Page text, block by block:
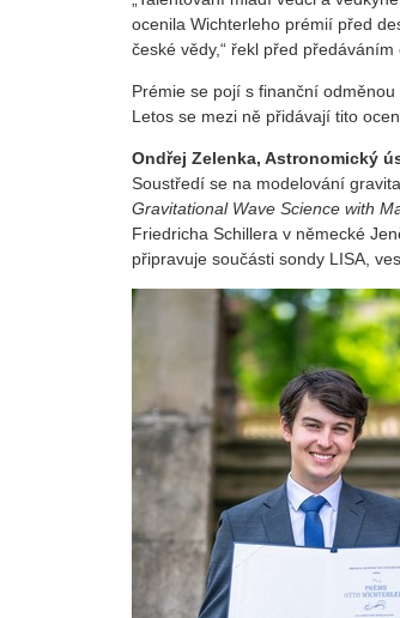
ocenila Wichterleho prémií před
české vědy,“ řekl před
Prémie se pojí s finanční
Letos se mezi ně přidávají tito
Ondřej Zelenka, Astronomický
Soustředí se na modelování
Gravitational Wave Science with
Friedricha Schillera v německé
připravuje součásti sondy LISA,